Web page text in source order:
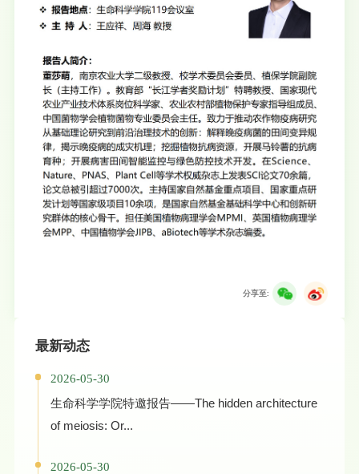
分享至:
最新动态
2026-05-30
生命科学学院特邀报告——The hidden architecture
of meiosis: Or...
2026-05-30